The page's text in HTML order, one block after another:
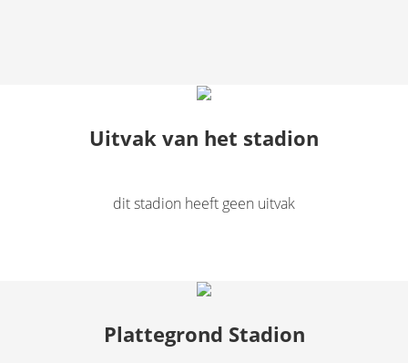
Uitvak van het stadion
dit stadion heeft geen uitvak
Plattegrond Stadion